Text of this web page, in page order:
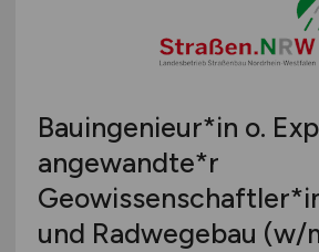
Bauingenieur*in o.
angewandte*r
und Radwegebau (w/